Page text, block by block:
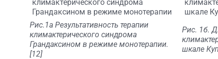
Рис.1а Результативность терапии
климактерического синдрома
Грандаксином в режиме монотерапии.
[12]
Рис. 1б.
шкале